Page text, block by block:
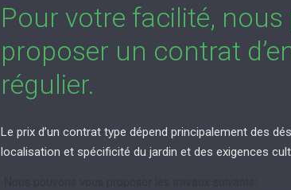
Pour votre facilité,
proposer un contrat
régulier.
Le prix d’un contrat type dépend principalement des
localisation et spécificité du jardin et des exigences